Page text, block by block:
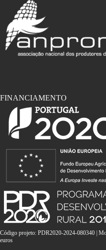
FINANCIAMENTO
Código projeto: PDR2020-2024-080340 |
euros